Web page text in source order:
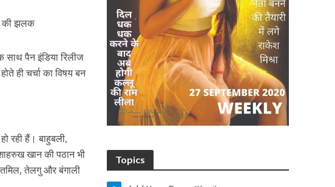
की झलक
साथ पैन इंडिया रिलीज
ही चर्चा का विषय बन
रही हैं। बाहुबली,
खान की पठान भी
तमिल, तेलगु और बंगाली
Topics